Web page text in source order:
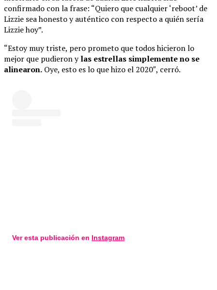
confirmado con la frase: “Quiero que cualquier ‘reboot’ de
Lizzie sea honesto y auténtico con respecto a quién sería
Lizzie hoy”.
“Estoy muy triste, pero prometo que todos hicieron lo
mejor que pudieron ylas estrellas simplemente no se
alinearon. Oye, esto es lo que hizo el 2020″, cerró.
Ver esta publicación en Instagram